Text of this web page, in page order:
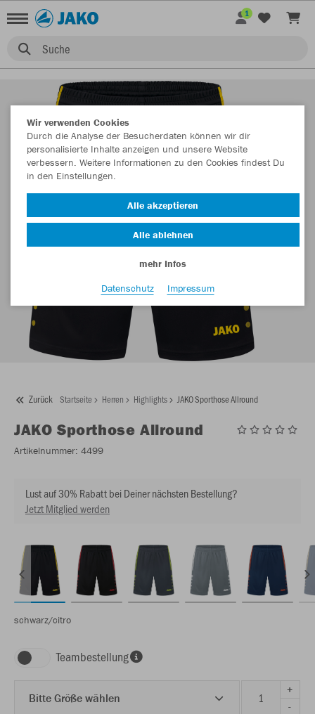
Suche
1
Zurück Startseite Herren Highlights JAKO Sporthose Allround
JAKO Sporthose Allround
Artikelnummer: 4499
Lust auf 30% Rabatt bei Deiner nächsten Bestellung?
Jetzt Mitglied werden
schwarz/citro
Teambestellung
Bitte Größe wählen
+
-
Wir verwenden Cookies
Durch die Analyse der Besucherdaten können wir dir
personalisierte Inhalte anzeigen und unsere Website
verbessern. Weitere Informationen zu den Cookies findest Du
in den Einstellungen.
Alle akzeptieren
Alle ablehnen
mehr Infos
Datenschutz
Impressum